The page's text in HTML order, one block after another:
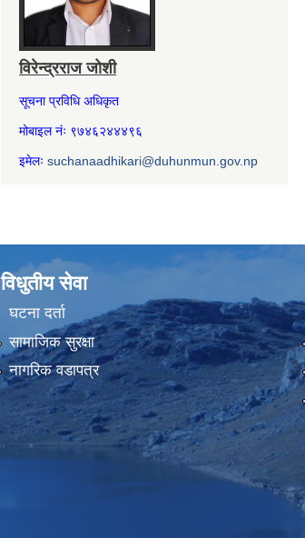
विरेन्द्रराज जोशी
सूचना प्रविधि अधिकृत
मोबाइल नंः ९७४६२४४४९६
इमेलः suchanaadhikari@duhunmun.gov.np
विधुतीय सेवा
घटना दर्ता
सामाजिक सुरक्षा
नागरिक वडापत्र